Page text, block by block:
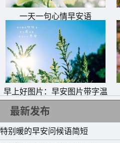
一天一句心情早安语
早上好图片：早安图片带字温
馨图片
最新发布
特别暖的早安问候语简短